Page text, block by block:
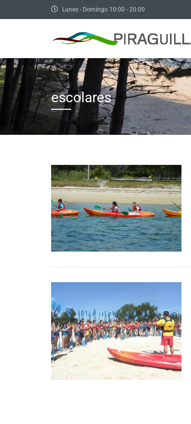
Lunes - Domingo 10:00 - 20:00
escolares